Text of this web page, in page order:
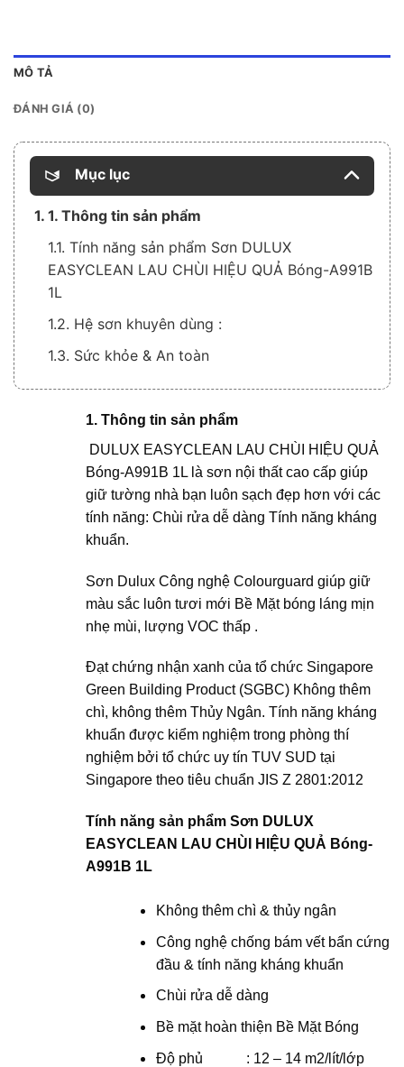
MÔ TẢ
ĐÁNH GIÁ (0)
Mục lục
1. 1. Thông tin sản phẩm
1.1. Tính năng sản phẩm Sơn DULUX
EASYCLEAN LAU CHÙI HIỆU QUẢ Bóng-A991B
1L
1.2. Hệ sơn khuyên dùng :
1.3. Sức khỏe & An toàn
1. Thông tin sản phẩm
DULUX EASYCLEAN LAU CHÙI HIỆU QUẢ
Bóng-A991B 1L là sơn nội thất cao cấp giúp
giữ tường nhà bạn luôn sạch đẹp hơn với các
tính năng: Chùi rửa dễ dàng Tính năng kháng
khuẩn.
Sơn Dulux Công nghệ Colourguard giúp giữ
màu sắc luôn tươi mới Bề Mặt bóng láng mịn
nhẹ mùi, lượng VOC thấp .
Đạt chứng nhận xanh của tổ chức Singapore
Green Building Product (SGBC) Không thêm
chì, không thêm Thủy Ngân. Tính năng kháng
khuẩn được kiểm nghiệm trong phòng thí
nghiệm bởi tổ chức uy tín TUV SUD tại
Singapore theo tiêu chuẩn JIS Z 2801:2012
Tính năng sản phẩm Sơn DULUX
EASYCLEAN LAU CHÙI HIỆU QUẢ Bóng-
A991B 1L
Không thêm chì & thủy ngân
Công nghệ chống bám vết bẩn cứng
đầu & tính năng kháng khuẩn
Chùi rửa dễ dàng
Bề mặt hoàn thiện Bề Mặt Bóng
Độ phủ : 12 – 14 m2/lít/lớp